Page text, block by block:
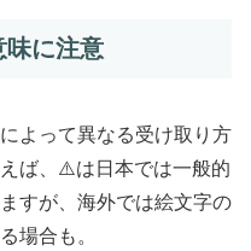
味に注意
よって異なる受け取り方
ば、⚠️は日本では一般的
すが、海外では絵文字の
場合も。